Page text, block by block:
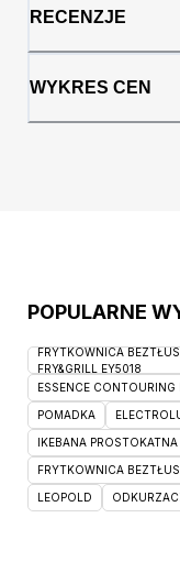
do spania.
wbudowany
koców i
porządek i
RECENZJE
WYKRES CEN
POPULARNE
FRYTKOWNICA
FRY&GRILL EY5018
ESSENCE CONTOURING
POMADKA
IKEBANA PROSTOKATNA
FRYTKOWNICA
LEOPOLD